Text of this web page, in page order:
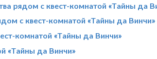
рядом с квест-комнатой «Тайны да
с квест-комнатой «Тайны да Винчи»
комнатой «Тайны да Винчи»
«Тайны да Винчи»